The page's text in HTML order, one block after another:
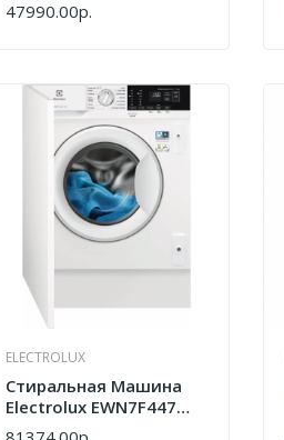
47990.00р.
КУПИТЬ
ELECTROLUX
Стиральная Машина
Electrolux EWN7F447WI
Белый